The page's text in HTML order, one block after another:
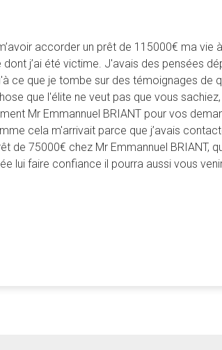
accorder un prêt de 115000€ ma
j’ai été victime. J'avais des pensées
ce que je tombe sur des témoignages de
que l'élite ne veut pas que vous
Mr Emmannuel BRIANT pour vos
cela m'arrivait parce que j’avais
de 75000€ chez Mr Emmannuel BRIANT,
lui faire confiance il pourra aussi vous